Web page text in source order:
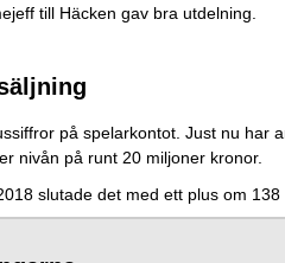
till Häcken gav bra utdelning.
på spelarkontot. Just nu har
nivån på runt 20 miljoner kronor.
slutade det med ett plus om 138